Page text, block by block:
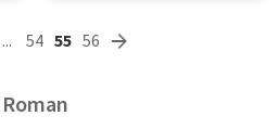
... 54 55 56
Roman